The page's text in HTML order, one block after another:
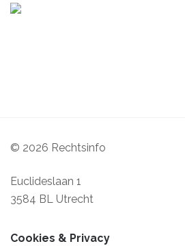
© 2026 Rechtsinfo
Euclideslaan 1
3584 BL Utrecht
Cookies & Privacy